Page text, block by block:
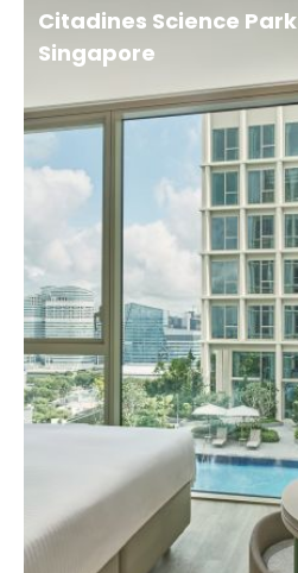
Citadines Science Park
Singapore